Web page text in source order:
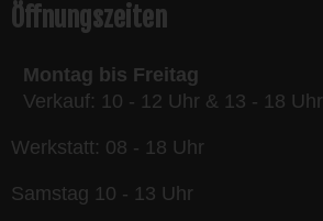
Öffnungszeiten
Montag bis Freitag
Verkauf: 10 - 12 Uhr & 13 - 18 Uhr
Werkstatt: 08 - 18 Uhr
Samstag 10 - 13 Uhr